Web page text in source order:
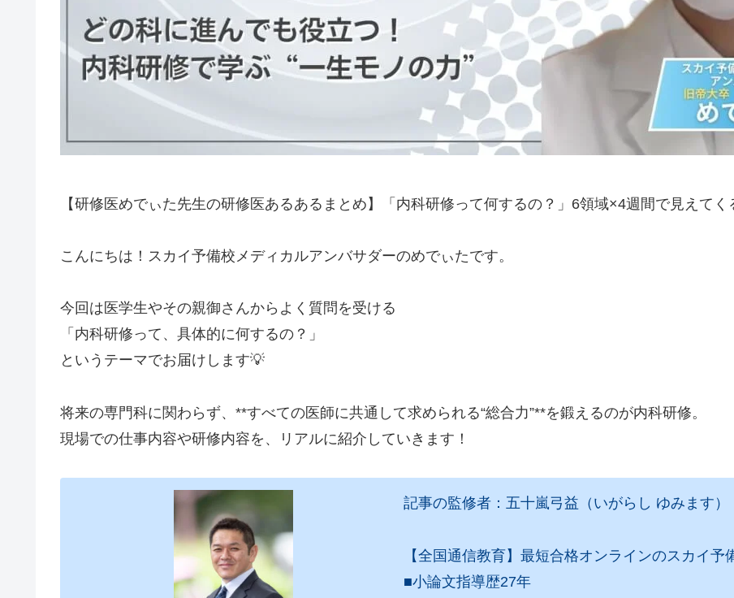
【研修医めでぃた先生の研修医あるあるまとめ】「内科研修って何するの？」6領域×4週間で見えてく
こんにちは！スカイ予備校メディカルアンバサダーのめでぃたです。
今回は医学生やその親御さんからよく質問を受ける
「内科研修って、具体的に何するの？」
というテーマでお届けします💡
将来の専門科に関わらず、**すべての医師に共通して求められる“総合力”**を鍛えるのが内科研修。
現場での仕事内容や研修内容を、リアルに紹介していきます！
記事の監修者：五十嵐弓益（いがらし ゆみます）
【全国通信教育】最短合格オンラインのスカイ
■小論文指導歴27年